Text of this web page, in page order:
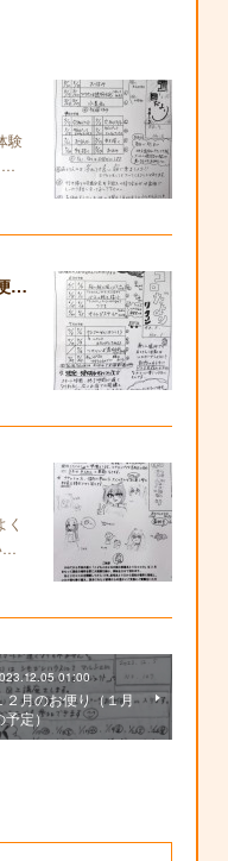
験
…
4月からカインズクラス発動！お便りも復活します！
く
…
01:00
２月のお便り（１月
予定）